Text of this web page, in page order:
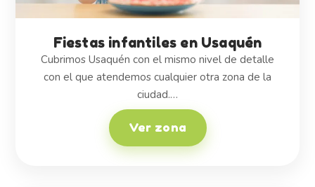
Fiestas infantiles en Usaquén
Cubrimos Usaquén con el mismo nivel de detalle
con el que atendemos cualquier otra zona de la
ciudad.…
Ver zona